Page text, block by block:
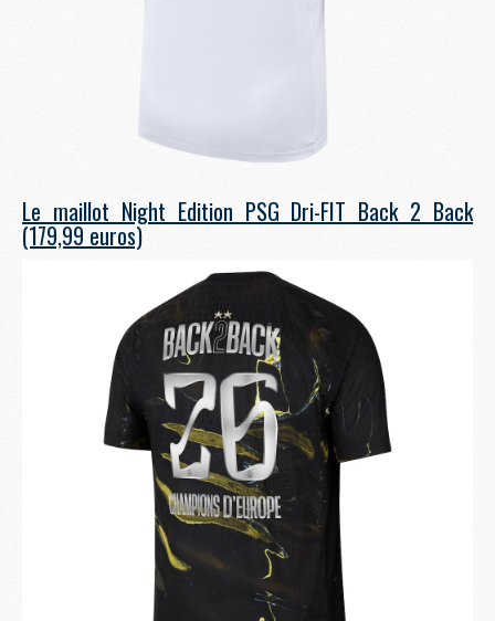
Le maillot Night Edition PSG Dri-FIT Back 2 Back
(179,99 euros)